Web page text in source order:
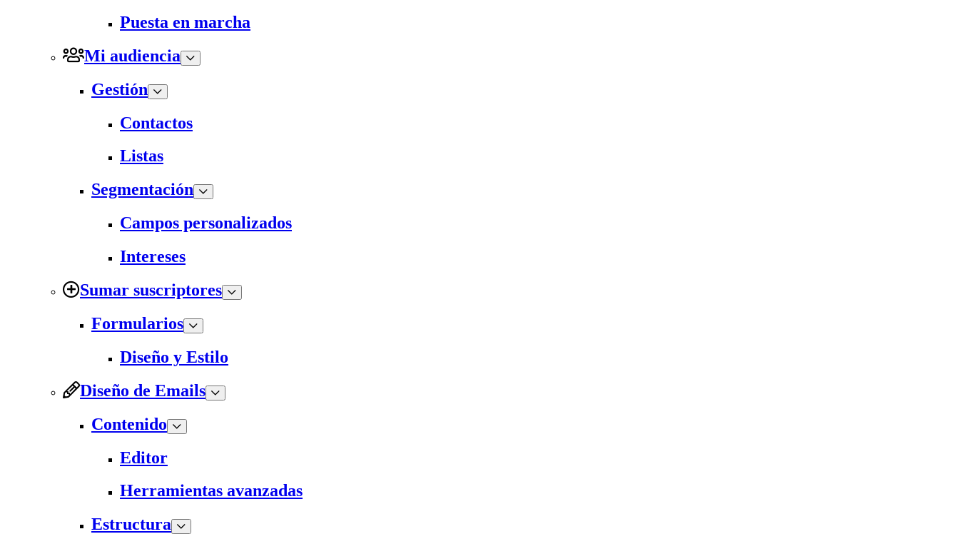
Puesta en marcha
Mi audiencia
Gestión
Contactos
Listas
Segmentación
Campos personalizados
Intereses
Sumar suscriptores
Formularios
Diseño y Estilo
Diseño de Emails
Contenido
Editor
Herramientas avanzadas
Estructura